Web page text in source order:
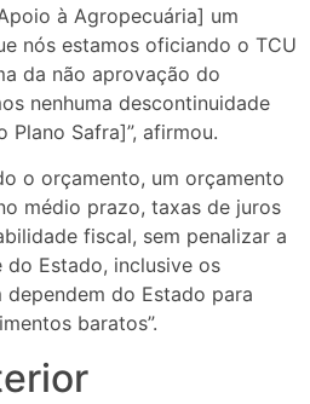
à Agropecuária] um
nós estamos oficiando o TCU
da não aprovação do
nenhuma descontinuidade
Safra]”, afirmou.
o orçamento, um orçamento
médio prazo, taxas de juros
fiscal, sem penalizar a
Estado, inclusive os
do Estado para
baratos”.